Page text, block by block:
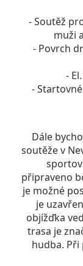
- Soutěž
muži
- Povrch
-
-
Dále
soutěže v
připraveno
je možné
je
objížďka
trasa je
hudba.